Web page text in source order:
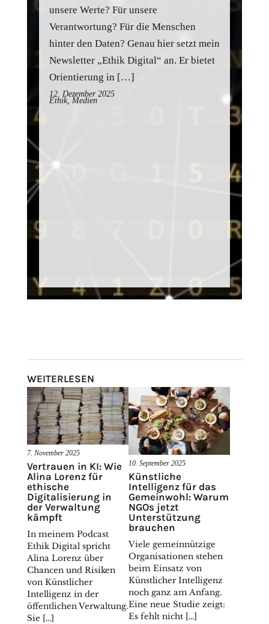
unsere Werte? Für unsere
Verantwortung? Für die Menschen
hinter den Daten? Genau hier setzt mein
Newsletter „Ethik Digital“ an. Er bietet
Orientierung in […]
12. Dezember 2025
Ethik, Medien
WEITERLESEN
7. November 2025
Vertrauen in KI: Wie
Alina Lorenz für
ethische
Digitalisierung in
der Verwaltung
kämpft
In meinem Podcast
Ethik Digital spricht
Alina Lorenz über
Chancen und Risiken
von Künstlicher
Intelligenz in der
öffentlichen Verwaltung.
Sie […]
10. September 2025
Künstliche
Intelligenz für das
Gemeinwohl: Warum
NGOs jetzt
Unterstützung
brauchen
Viele gemeinnützige
Organisationen stehen
beim Einsatz von
Künstlicher Intelligenz
noch ganz am Anfang.
Eine neue Studie zeigt:
Es fehlt nicht […]